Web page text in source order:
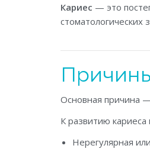
Кариес — это
Основная причина
К развитию кариеса
Нерегулярная